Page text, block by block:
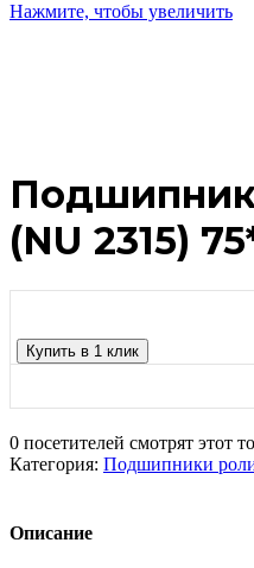
Нажмите, чтобы увеличить
(NU 2315)
Купить в 1 клик
0 посетителей смотрят этот
Категория: Подшипники
Описание